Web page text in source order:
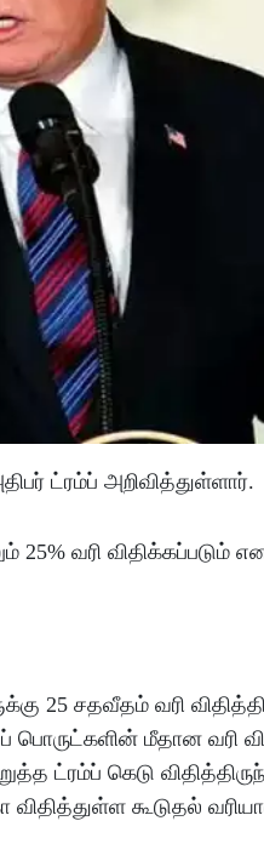
ட்ரம்ப் அறிவித்துள்ளார்.
25 சதவீதம் வரி
மீதான வரி
ட்ரம்ப் கெடு
விதித்துள்ள கூடுதல்